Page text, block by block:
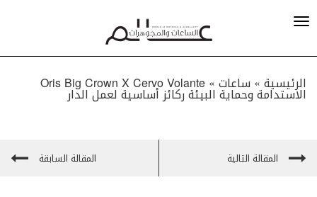
الرئيسية » ساعات»
Oris Big Crown X Cervo Volante
الاستدامة وحماية البيئة ركائز أساسية لعمل الدار
المقالة التالية المقالة السابقة